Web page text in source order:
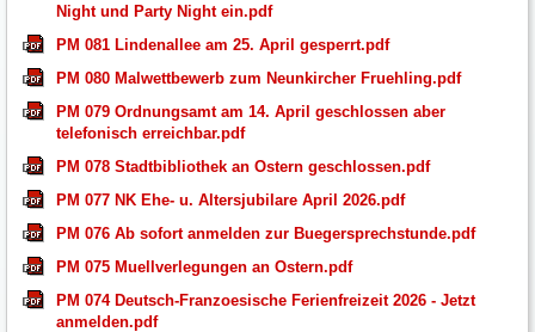
Night und Party Night ein.pdf
PM 081 Lindenallee am 25. April gesperrt.pdf
PM 080 Malwettbewerb zum Neunkircher Fruehling.pdf
PM 079 Ordnungsamt am 14. April geschlossen aber
telefonisch erreichbar.pdf
PM 078 Stadtbibliothek an Ostern geschlossen.pdf
PM 077 NK Ehe- u. Altersjubilare April 2026.pdf
PM 076 Ab sofort anmelden zur Buegersprechstunde.pdf
PM 075 Muellverlegungen an Ostern.pdf
PM 074 Deutsch-Franzoesische Ferienfreizeit 2026 - Jetzt
anmelden.pdf